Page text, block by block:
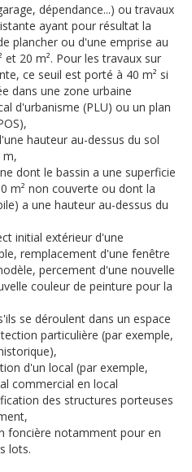
dépendance...) ou travaux
ayant pour résultat la
plancher ou d'une emprise au
20 m². Pour les travaux sur
ce seuil est porté à 40 m² si
dans une zone urbaine
d'urbanisme (PLU) ou un plan
hauteur au-dessus du sol
m,
dont le bassin a une superficie
m² non couverte ou dont la
a une hauteur au-dessus du
initial extérieur d'une
remplacement d'une fenêtre
percement d'une nouvelle
couleur de peinture pour la
se déroulent dans un espace
particulière (par exemple,
d'un local (par exemple,
commercial en local
des structures porteuses
foncière notamment pour en
lots.